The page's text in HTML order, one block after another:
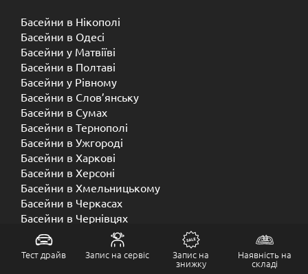
Басейни в Нікополі
Басейни в Одесі
Басейни у Матвіїві
Басейни в Полтаві
Басейни у ​​Рівному
Басейни в Слов’янську
Басейни в Сумах
Басейни в Тернополі
Басейни в Ужгороді
Басейни в Харкові
Басейни в Херсоні
Басейни в Хмельницькому
Басейни в Черкасах
Басейни в Чернівцях
Басейни в Чернігові
Тест драйв Запис на сервіс Запис на
знижку
Наявність на
складі